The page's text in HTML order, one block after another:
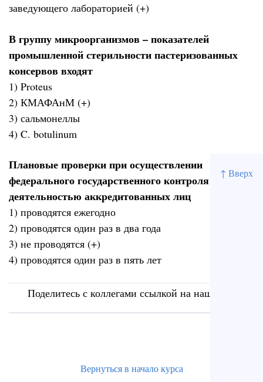
↑ Вверх
заведующего лабораторией (+)
В группу микроорганизмов – показателей
промышленной стерильности пастеризованных
консервов входят
1) Proteus
2) КМАФАнМ (+)
3) сальмонеллы
4) C. botulinum
Плановые проверки при осуществлении
федерального государственного контроля за
деятельностью аккредитованных лиц
1) проводятся ежегодно
2) проводятся один раз в два года
3) не проводятся (+)
4) проводятся один раз в пять лет
Поделитесь с коллегами ссылкой на наш сайт
Вернуться в начало курса